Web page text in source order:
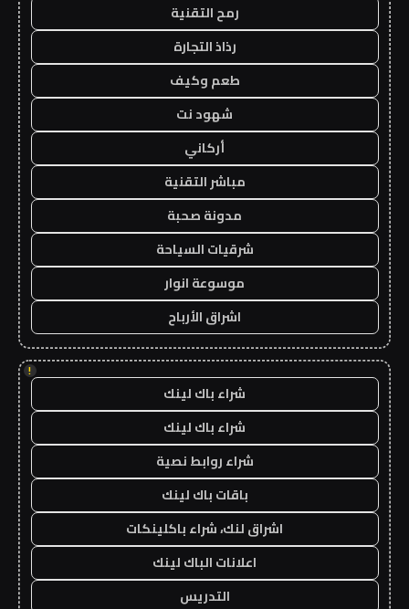
رمح التقنية
رذاذ التجارة
طعم وكيف
شهود نت
أركاني
مباشر التقنية
مدونة صحبة
شرقيات السياحة
موسوعة انوار
اشراق الأرباح
!
شراء باك لينك
شراء باك لينك
شراء روابط نصية
باقات باك لينك
اشراق لنك، شراء باكلينكات
اعلانات الباك لينك
التدريس